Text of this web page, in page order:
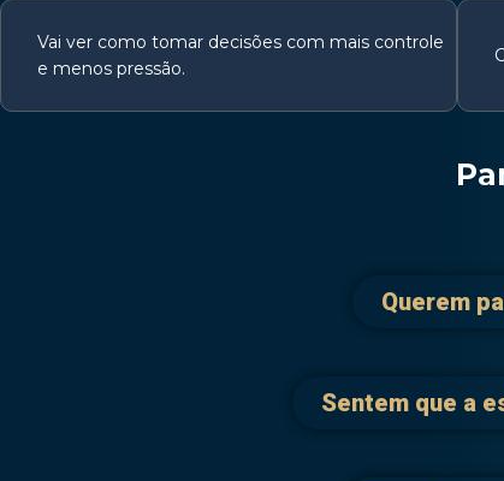
Vai ver como tomar decisões com mais controle
e menos pressão.
Querem
Sentem que a